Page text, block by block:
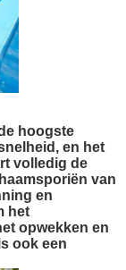
hoogste
en het
volledig de
van
en
het
opwekken en
ook een